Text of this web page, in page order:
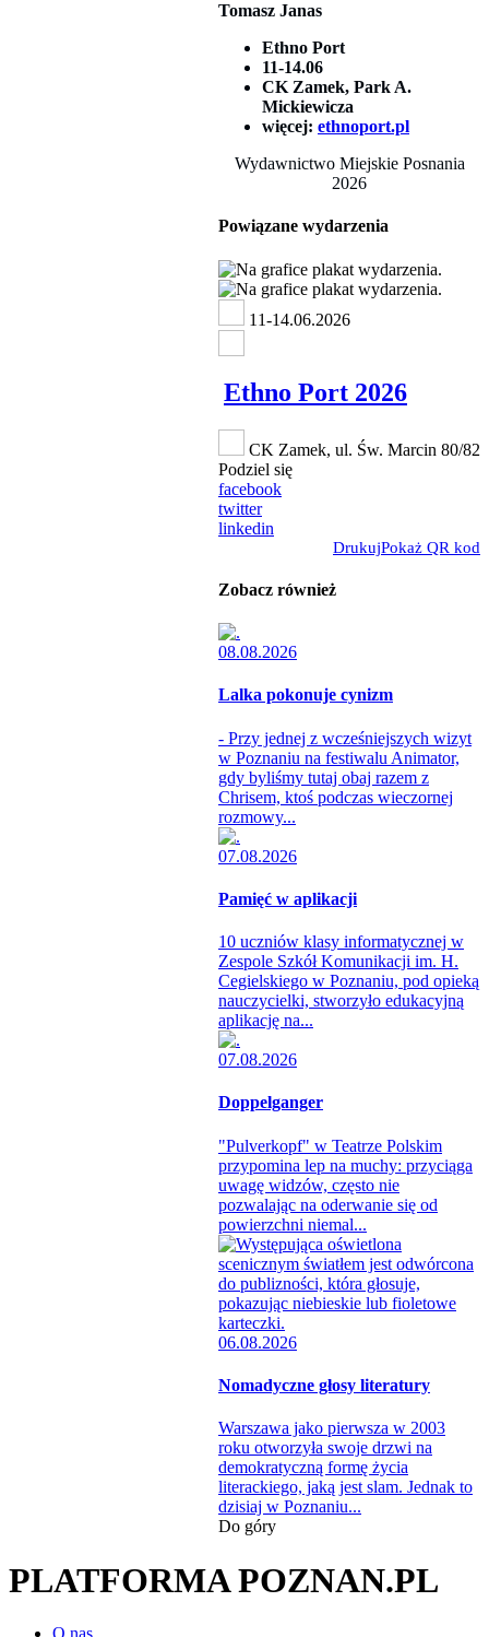
Tomasz Janas
Ethno Port
11-14.06
CK Zamek, Park A.
Mickiewicza
więcej: ethnoport.pl
Wydawnictwo Miejskie Posnania
2026
Powiązane wydarzenia
11-14.06.2026
Ethno Port 2026
CK Zamek, ul. Św. Marcin 80/82
Podziel się
facebook
twitter
linkedin
DrukujPokaż QR kod
Zobacz również
08.08.2026
Lalka pokonuje cynizm
- Przy jednej z wcześniejszych wizyt
w Poznaniu na festiwalu Animator,
gdy byliśmy tutaj obaj razem z
Chrisem, ktoś podczas wieczornej
rozmowy...
07.08.2026
Pamięć w aplikacji
10 uczniów klasy informatycznej w
Zespole Szkół Komunikacji im. H.
Cegielskiego w Poznaniu, pod opieką
nauczycielki, stworzyło edukacyjną
aplikację na...
07.08.2026
Doppelganger
"Pulverkopf" w Teatrze Polskim
przypomina lep na muchy: przyciąga
uwagę widzów, często nie
pozwalając na oderwanie się od
powierzchni niemal...
06.08.2026
Nomadyczne głosy literatury
Warszawa jako pierwsza w 2003
roku otworzyła swoje drzwi na
demokratyczną formę życia
literackiego, jaką jest slam. Jednak to
dzisiaj w Poznaniu...
Do góry
PLATFORMA POZNAN.PL
O nas